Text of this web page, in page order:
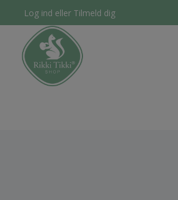
Log ind eller Tilmeld dig